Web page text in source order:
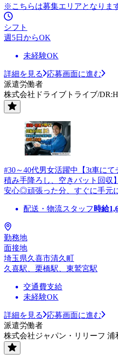
※こちらは募集エリアとなりま
シフト
週5日からOK
未経験OK
詳細を見る
応募画面に進む
派遣労働者
株式会社ドライブトライブ/
#30～40代男女活躍中【3t車に
積み手降ろし、空きバット回
安心◎頑張った分、すぐに手元
配送・物流スタッフ 時給
勤務地
面接地
埼玉県久喜市清久町
久喜駅、栗橋駅、東鷲宮駅
交通費支給
未経験OK
詳細を見る
応募画面に進む
派遣労働者
株式会社ジャパン・リリーフ 浦